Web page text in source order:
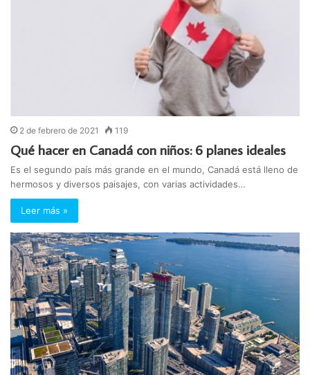
2 de febrero de 2021 119
Qué hacer en Canadá con niños: 6 planes ideales
Es el segundo país más grande en el mundo, Canadá está lleno de
hermosos y diversos paisajes, con varias actividades…
Leer más »